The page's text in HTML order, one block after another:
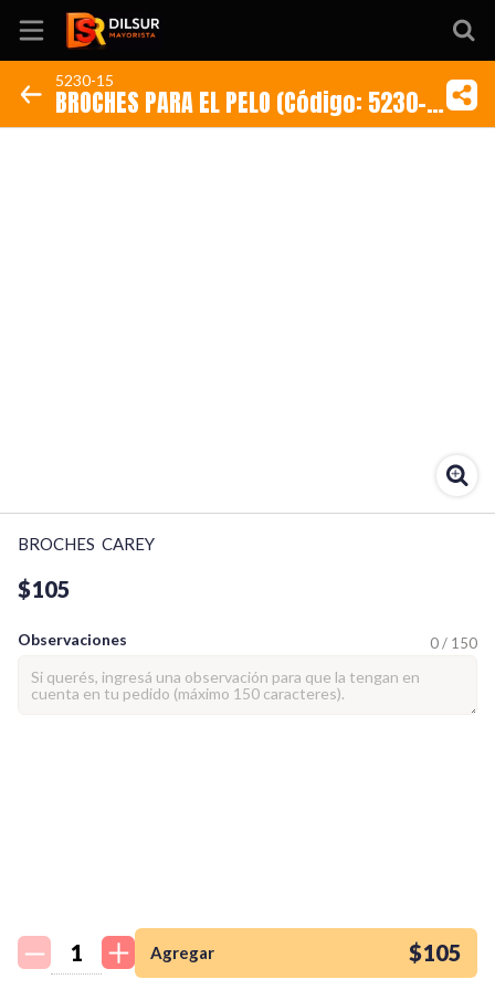
Inicio
tienda así para mi
emprendimiento!
5230-15
BROCHES PARA EL PELO (Código: 5230-
15)
BROCHES  CAREY
$105
Observaciones 0 / 150
Agregar $105